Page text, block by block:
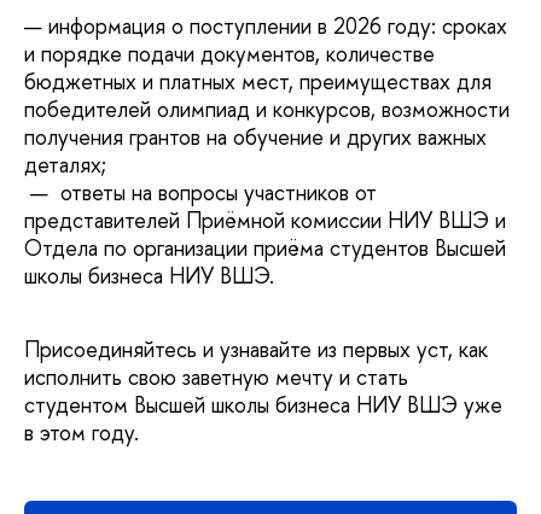
— информация о поступлении в 2026 году: сроках
и порядке подачи документов, количестве
бюджетных и платных мест, преимуществах для
победителей олимпиад и конкурсов, возможности
получения грантов на обучение и других важных
деталях;
— ответы на вопросы участников от
представителей Приёмной комиссии НИУ ВШЭ и
Отдела по организации приёма студентов Высшей
школы бизнеса НИУ ВШЭ.
Присоединяйтесь и узнавайте из первых уст, как
исполнить свою заветную мечту и стать
студентом Высшей школы бизнеса НИУ ВШЭ уже
в этом году.